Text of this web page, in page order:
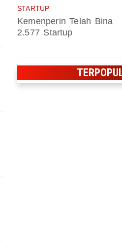
STARTUP
Kemenperin Telah Bina
2.577 Startup